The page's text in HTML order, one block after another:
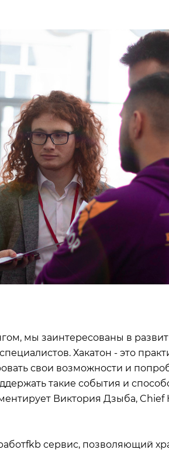
мы заинтересованы в
Хакатон - это
свои возможности и
такие события и
Виктория Дзыба, Chief
сервис, позволяющий